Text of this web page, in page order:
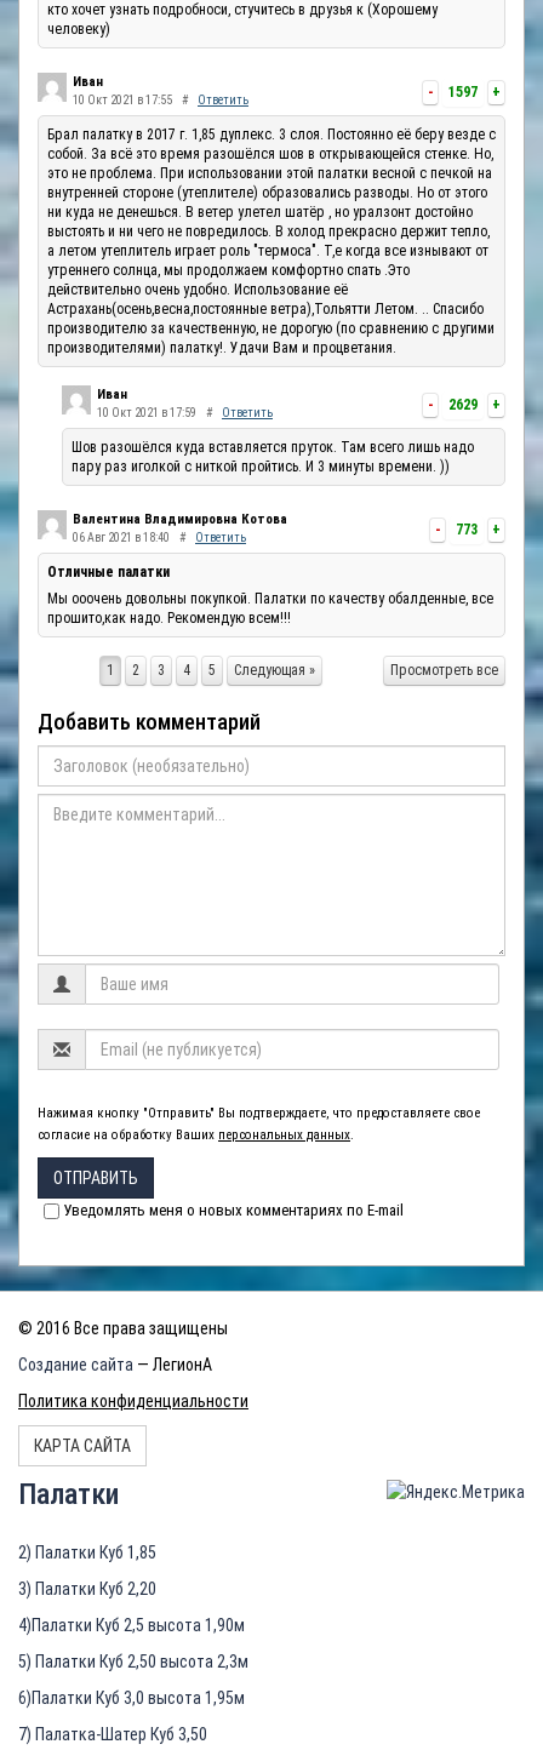
кто хочет узнать подробноси, стучитесь в друзья к (Хорошему
человеку)
- 1597 +
Иван
10 Окт 2021 в 17:55 # Ответить
Брал палатку в 2017 г. 1,85 дуплекс. 3 слоя. Постоянно её беру везде с
собой. За всё это время разошёлся шов в открывающейся стенке. Но,
это не проблема. При использовании этой палатки весной с печкой на
внутренней стороне (утеплителе) образовались разводы. Но от этого
ни куда не денешься. В ветер улетел шатёр , но уралзонт достойно
выстоять и ни чего не повредилось. В холод прекрасно держит тепло,
а летом утеплитель играет роль "термоса". Т,е когда все изнывают от
утреннего солнца, мы продолжаем комфортно спать .Это
действительно очень удобно. Использование её
Астрахань(осень,весна,постоянные ветра),Тольятти Летом. .. Спасибо
производителю за качественную, не дорогую (по сравнению с другими
производителями) палатку!. Удачи Вам и процветания.
- 2629 +
Иван
10 Окт 2021 в 17:59 # Ответить
Шов разошёлся куда вставляется пруток. Там всего лишь надо
пару раз иголкой с ниткой пройтись. И 3 минуты времени. ))
- 773 +
Валентина Владимировна Котова
06 Авг 2021 в 18:40 # Ответить
Отличные палатки
Мы ооочень довольны покупкой. Палатки по качеству обалденные, все
прошито,как надо. Рекомендую всем!!!
Просмотреть все
1 2 3 4 5 Следующая »
Добавить комментарий
Нажимая кнопку "Отправить" Вы подтверждаете, что предоставляете свое
согласие на обработку Ваших персональных данных.
ОТПРАВИТЬ
Уведомлять меня о новых комментариях по E-mail
© 2016 Все права защищены
Создание сайта — ЛегионА
Политика конфиденциальности
КАРТА САЙТА
Палатки
2) Палатки Куб 1,85
3) Палатки Куб 2,20
4)Палатки Куб 2,5 высота 1,90м
5) Палатки Куб 2,50 высота 2,3м
6)Палатки Куб 3,0 высота 1,95м
7) Палатка-Шатер Куб 3,50